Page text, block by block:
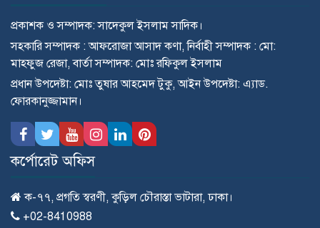
প্রকাশক ও সম্পাদক: সাদেকুল ইসলাম সাদিক।
সহকারি সম্পাদক : আফরোজা আসাদ কণা, নির্বাহী সম্পাদক : মো:
মাহ্ফুজ রেজা, বার্তা সম্পাদক: মোঃ রফিকুল ইসলাম
প্রধান উপদেষ্টা: মোঃ তুষার আহমেদ টুকু, আইন উপদেষ্টা: এ্যাড.
ফোরকানুজ্জামান।
কর্পোরেট অফিস
ক-৭৭, প্রগতি স্বরণী, কুড়িল চৌরাস্তা ভাটারা, ঢাকা।
+02-8410988